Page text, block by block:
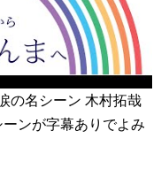
語では？「다르다（タル
심심하다（シムシマダ）」
予告動画（日本語字幕）
Kyunsang)(4)September::
の名シーン 木村拓哉
ンが字幕ありでよみ